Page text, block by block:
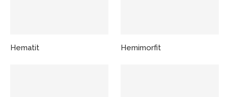
Hematit Hemimorfit